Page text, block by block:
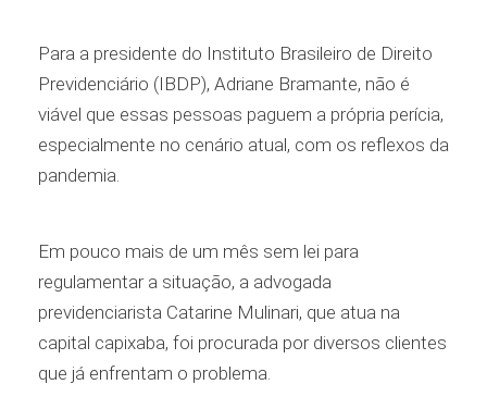
Para a presidente do Instituto Brasileiro de Direito
Previdenciário (IBDP), Adriane Bramante, não é
viável que essas pessoas paguem a própria perícia,
especialmente no cenário atual, com os reflexos da
pandemia.
Em pouco mais de um mês sem lei para
regulamentar a situação, a advogada
previdenciarista Catarine Mulinari, que atua na
capital capixaba, foi procurada por diversos clientes
que já enfrentam o problema.